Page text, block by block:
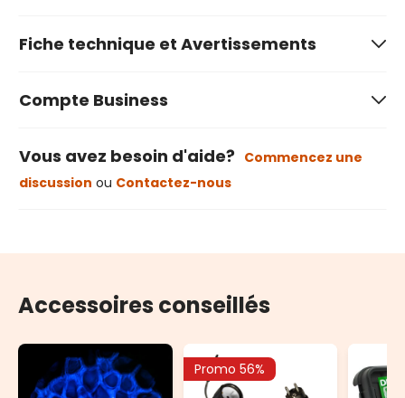
Fiche technique et Avertissements
Compte Business
Vous avez besoin d'aide? Commencez une
discussion ou Contactez-nous
Accessoires conseillés
Promo 56%